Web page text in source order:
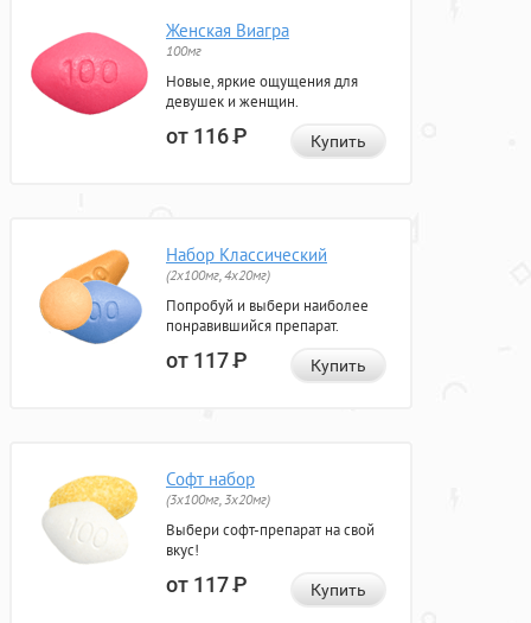
Женская Виагра
100мг
Новые, яркие ощущения для
девушек и женщин.
от 116Р Купить
Набор Классический
(2x100мг, 4x20мг)
Попробуй и выбери наиболее
понравившийся препарат.
от 117Р Купить
Софт набор
(3x100мг, 3x20мг)
Выбери софт-препарат на свой
вкус!
от 117Р Купить